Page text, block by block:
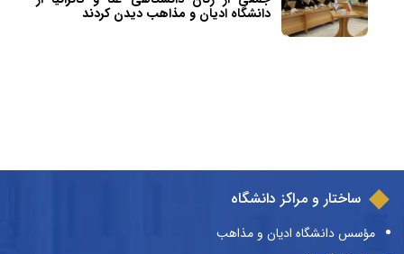
دانشگاه ادیان و مذاهب دیدن کردند
ساختار و مراکز دانشگاه
مؤسس دانشگاه ادیان و مذاهب